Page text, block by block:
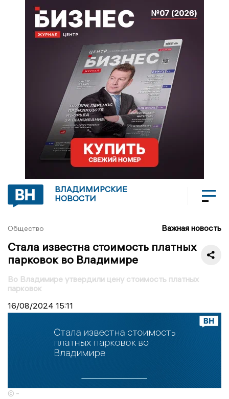
ВЛАДИМИРСКИЕ
НОВОСТИ
Общество Важная новость
Стала известна стоимость платных
парковок во Владимире
Во Владимире утвердили цену стоимость платных
парковок
16/08/2024 15:11
© -